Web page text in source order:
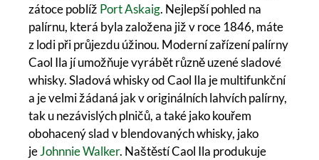
zátoce poblíž Port Askaig. Nejlepší pohled na
palírnu, která byla založena již v roce 1846, máte
z lodi při průjezdu úžinou. Moderní zařízení palírny
Caol Ila jí umožňuje vyrábět různě uzené sladové
whisky. Sladová whisky od Caol Ila je multifunkční
a je velmi žádaná jak v originálních lahvích palírny,
tak u nezávislých plničů, a také jako kouřem
obohacený slad v blendovaných whisky, jako
jeJohnnie Walker. Naštěstí Caol Ila produkuje